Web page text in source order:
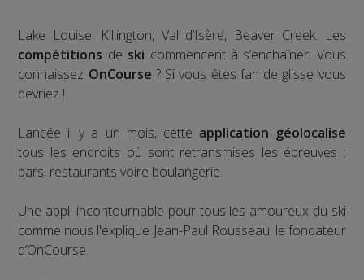
Lake Louise, Killington, Val d’Isère, Beaver Creek. Les
compétitions de ski commencent à s’enchaîner. Vous
connaissez OnCourse ? Si vous êtes fan de glisse vous
devriez !
Lancée il y a un mois, cette application géolocalise
tous les endroits où sont retransmises les épreuves :
bars, restaurants voire boulangerie.
Une appli incontournable pour tous les amoureux du ski
comme nous l'explique Jean-Paul Rousseau, le fondateur
d’OnCourse.